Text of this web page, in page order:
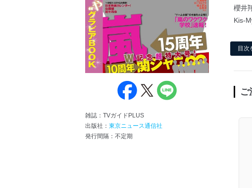
雑誌：TVガイドPLUS
出版社： 東京ニュース通信社
発行間隔：不定期
櫻井
Kis-
目次
ご